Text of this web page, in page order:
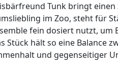
Tunk bringt
im Zoo, steht für
fein dosiert nutzt,
hält so eine Balance
und gegenseitiger